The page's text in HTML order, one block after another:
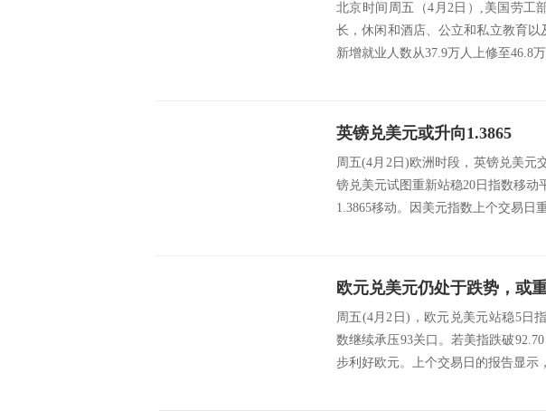
北京时间周五（4月2日）,美国劳工
长，休闲和酒店、公立和私立教育
新增就业人数从37.9万人上修至46.8
英镑兑美元或升向1.3865
周五(4月2日)欧洲时段，英镑兑美元
镑兑美元试图重新站稳20日指数移动
1.3865移动。因美元指数上个交易日
欧元兑美元仍处于跌势，或
周五(4月2日)，欧元兑美元站稳5日
数继续承压93关口。若美指跌破
步利好欧元。上个交易日的报告显示